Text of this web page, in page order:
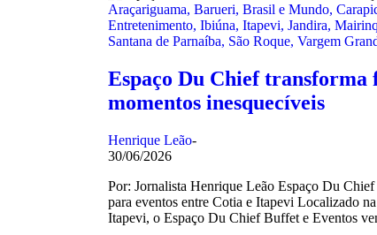
Araçariguama, Barueri, Brasil e Mundo,
Entretenimento, Ibiúna, Itapevi, Jandira,
Santana de Parnaíba, São Roque, Vargem
Espaço Du Chief transforma
momentos inesquecíveis
Henrique Leão-
30/06/2026
Por: Jornalista Henrique Leão Espaço Du Chief
para eventos entre Cotia e Itapevi Localizado
Itapevi, o Espaço Du Chief Buffet e Eventos